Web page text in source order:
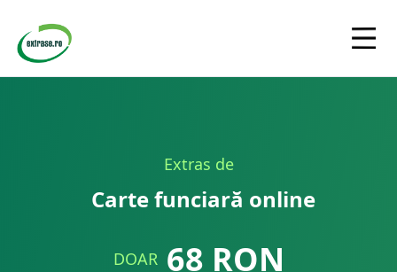
Extras de
Carte funciară online
DOAR 68 RON